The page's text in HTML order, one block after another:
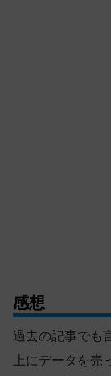
感想
過去の記事でも
上にデータを